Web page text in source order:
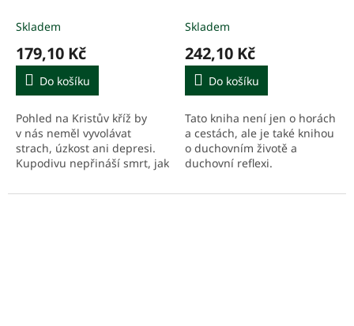
Skladem
179,10 Kč
Do košíku
Pohled na Kristův kříž by
v nás neměl vyvolávat
strach, úzkost ani depresi.
Kupodivu nepřináší smrt, jak
zdát, ale rozhojňuje život.
Skladem
242,10 Kč
Do košíku
Tato kniha není jen o horách
a cestách, ale je také knihou
o duchovním životě a
duchovní reflexi.